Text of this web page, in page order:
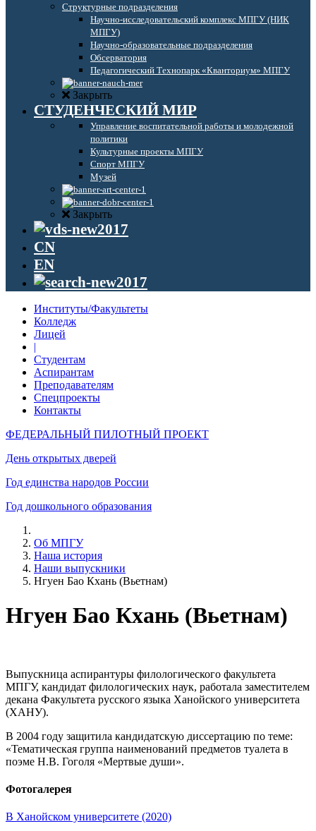
Структурные подразделения
Научно-исследовательский комплекс МПГУ (НИК
МПГУ)
Научно-образовательные подразделения
Обсерватория
Педагогический Технопарк «Кванториум» МПГУ
Закрыть
СТУДЕНЧЕСКИЙ МИР
Управление воспитательной работы и молодежной
политики
Культурные проекты МПГУ
Спорт МПГУ
Музей
Закрыть
CN
EN
Институты/Факультеты
Колледж
Лицей
|
Студентам
Аспирантам
Преподавателям
Спецпроекты
Контакты
ФЕДЕРАЛЬНЫЙ ПИЛОТНЫЙ ПРОЕКТ
День открытых дверей
Год единства народов России
Год дошкольного образования
Об МПГУ
Наша история
Наши выпускники
Нгуен Бао Кхань (Вьетнам)
Нгуен Бао Кхань (Вьетнам)
Выпускница аспирантуры филологического факультета
МПГУ, кандидат филологических наук, работала заместителем
декана Факультета русского языка Ханойского университета
(ХАНУ).
В 2004 году защитила кандидатскую диссертацию по теме:
«Тематическая группа наименований предметов туалета в
поэме Н.В. Гоголя «Мертвые души».
Фотогалерея
В Ханойском университете (2020)